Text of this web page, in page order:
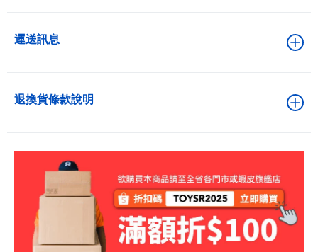
運送訊息
退換貨條款說明